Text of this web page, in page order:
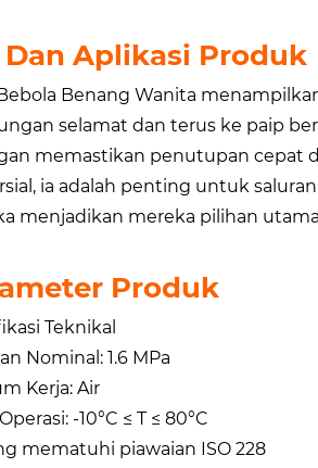
Dan Aplikasi Produk
Benang Wanita
selamat dan terus ke paip
memastikan penutupan cepat
ia adalah penting untuk
menjadikan mereka pilihan
Produk
Teknikal
Nominal: 1.6 MPa
Kerja: Air
-10°C ≤ T ≤ 80°C
mematuhi piawaian ISO 228